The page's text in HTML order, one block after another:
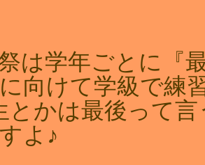
は学年ごとに『
向けて学級で練
とかは最後って
よ♪